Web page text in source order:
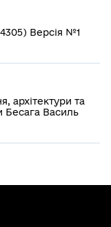
Версія №1
архітектури та
Бесага Василь